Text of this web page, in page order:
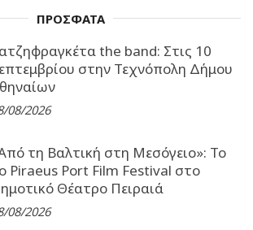
ΠΡΟΣΦΑΤΑ
the band: Στις 10
στην Τεχνόπολη Δήμου
08/2026
τη Βαλτική στη Μεσόγειο»: Το
Piraeus Port Film Festival στο
Θέατρο Πειραιά
08/2026